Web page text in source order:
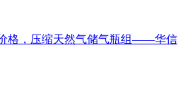
格，压缩天然气储气瓶组——华信